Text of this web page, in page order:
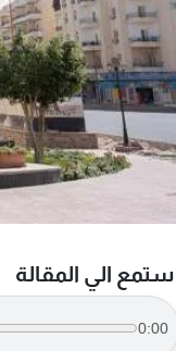
الي المقالة
0:00